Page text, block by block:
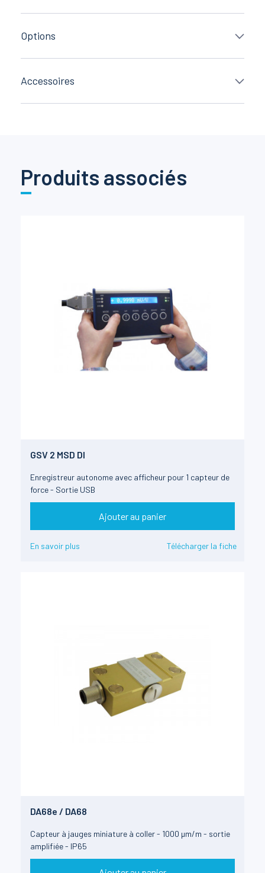
Options
Accessoires
Produits associés
GSV 2 MSD DI
Enregistreur autonome avec afficheur pour 1 capteur de
force - Sortie USB
Ajouter au panier
En savoir plus Télécharger la fiche
DA68e / DA68
Capteur à jauges miniature à coller - 1000 µm/m - sortie
amplifiée - IP65